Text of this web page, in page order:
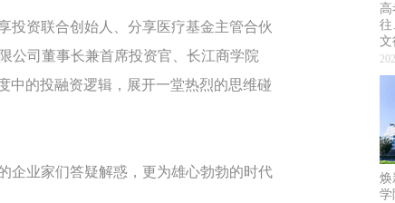
投资联合创始人、分享医疗基金主管合伙
公司董事长兼首席投资官、长江商学院
中的投融资逻辑，展开一堂热烈的思维碰
企业家们答疑解惑，更为雄心勃勃的时代
文
焕
学